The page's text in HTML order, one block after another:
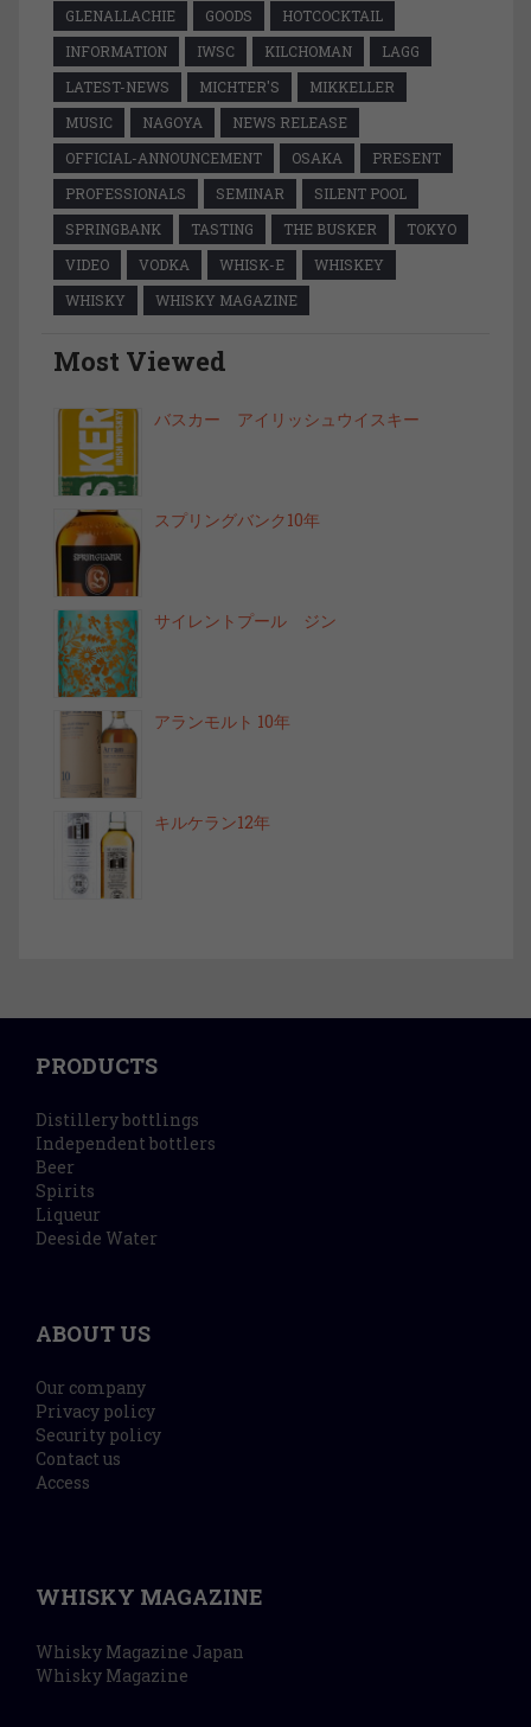
GLENALLACHIE
GOODS
HOTCOCKTAIL
INFORMATION
IWSC KILCHOMAN
LAGG
LATEST-NEWS
MICHTER'S
MIKKELLER
MUSIC
NAGOYA
NEWS RELEASE
OFFICIAL-ANNOUNCEMENT
OSAKA
PRESENT
PROFESSIONALS
SEMINAR
SILENT POOL
SPRINGBANK
TASTING THE BUSKER
TOKYO
VIDEO
VODKA WHISK-E
WHISKEY
WHISKY
WHISKY MAGAZINE
Most Viewed
バスカー アイリッシュウイスキー
スプリングバンク10年
サイレントプール ジン
アランモルト 10年
キルケラン12年
PRODUCTS
Distillery bottlings
Independent bottlers
Beer
Spirits
Liqueur
Deeside Water
ABOUT US
Our company
Privacy policy
Security policy
Contact us
Access
WHISKY MAGAZINE
Whisky Magazine Japan
Whisky Magazine